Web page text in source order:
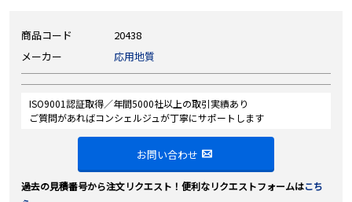
商品コード
20438
メーカー
応用地質
ISO9001認証取得／年間5000社以上の取引実績あり
ご質問があればコンシェルジュが丁寧にサポートします
お問い合わせ
過去の見積番号から注文リクエスト！便利なリクエストフォームはこち